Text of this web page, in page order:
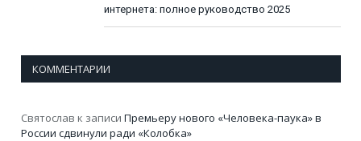
интернета: полное руководство 2025
КОММЕНТАРИИ
Святослав к записи Премьеру нового «Человека-паука» в
России сдвинули ради «Колобка»